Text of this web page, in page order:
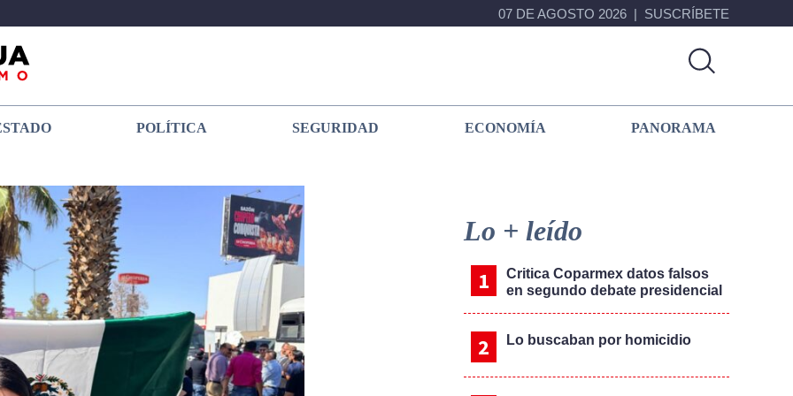
07 DE AGOSTO 2026 SUSCRÍBETE
POLÍTICA SEGURIDAD ECONOMÍA PANORAMA
Sidebar
Lo + leído
Critica Coparmex datos falsos
en segundo debate presidencial
Lo buscaban por homicidio